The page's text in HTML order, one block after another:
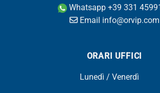
Whatsapp +39 331
Email info@orvip.com
ORARI UFFICI
Lunedì / Venerdì